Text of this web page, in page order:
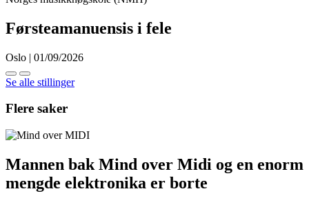
Førsteamanuensis i fele
Oslo | 01/09/2026
Se alle stillinger
Flere saker
Mannen bak Mind over Midi og en enorm
mengde elektronika er borte